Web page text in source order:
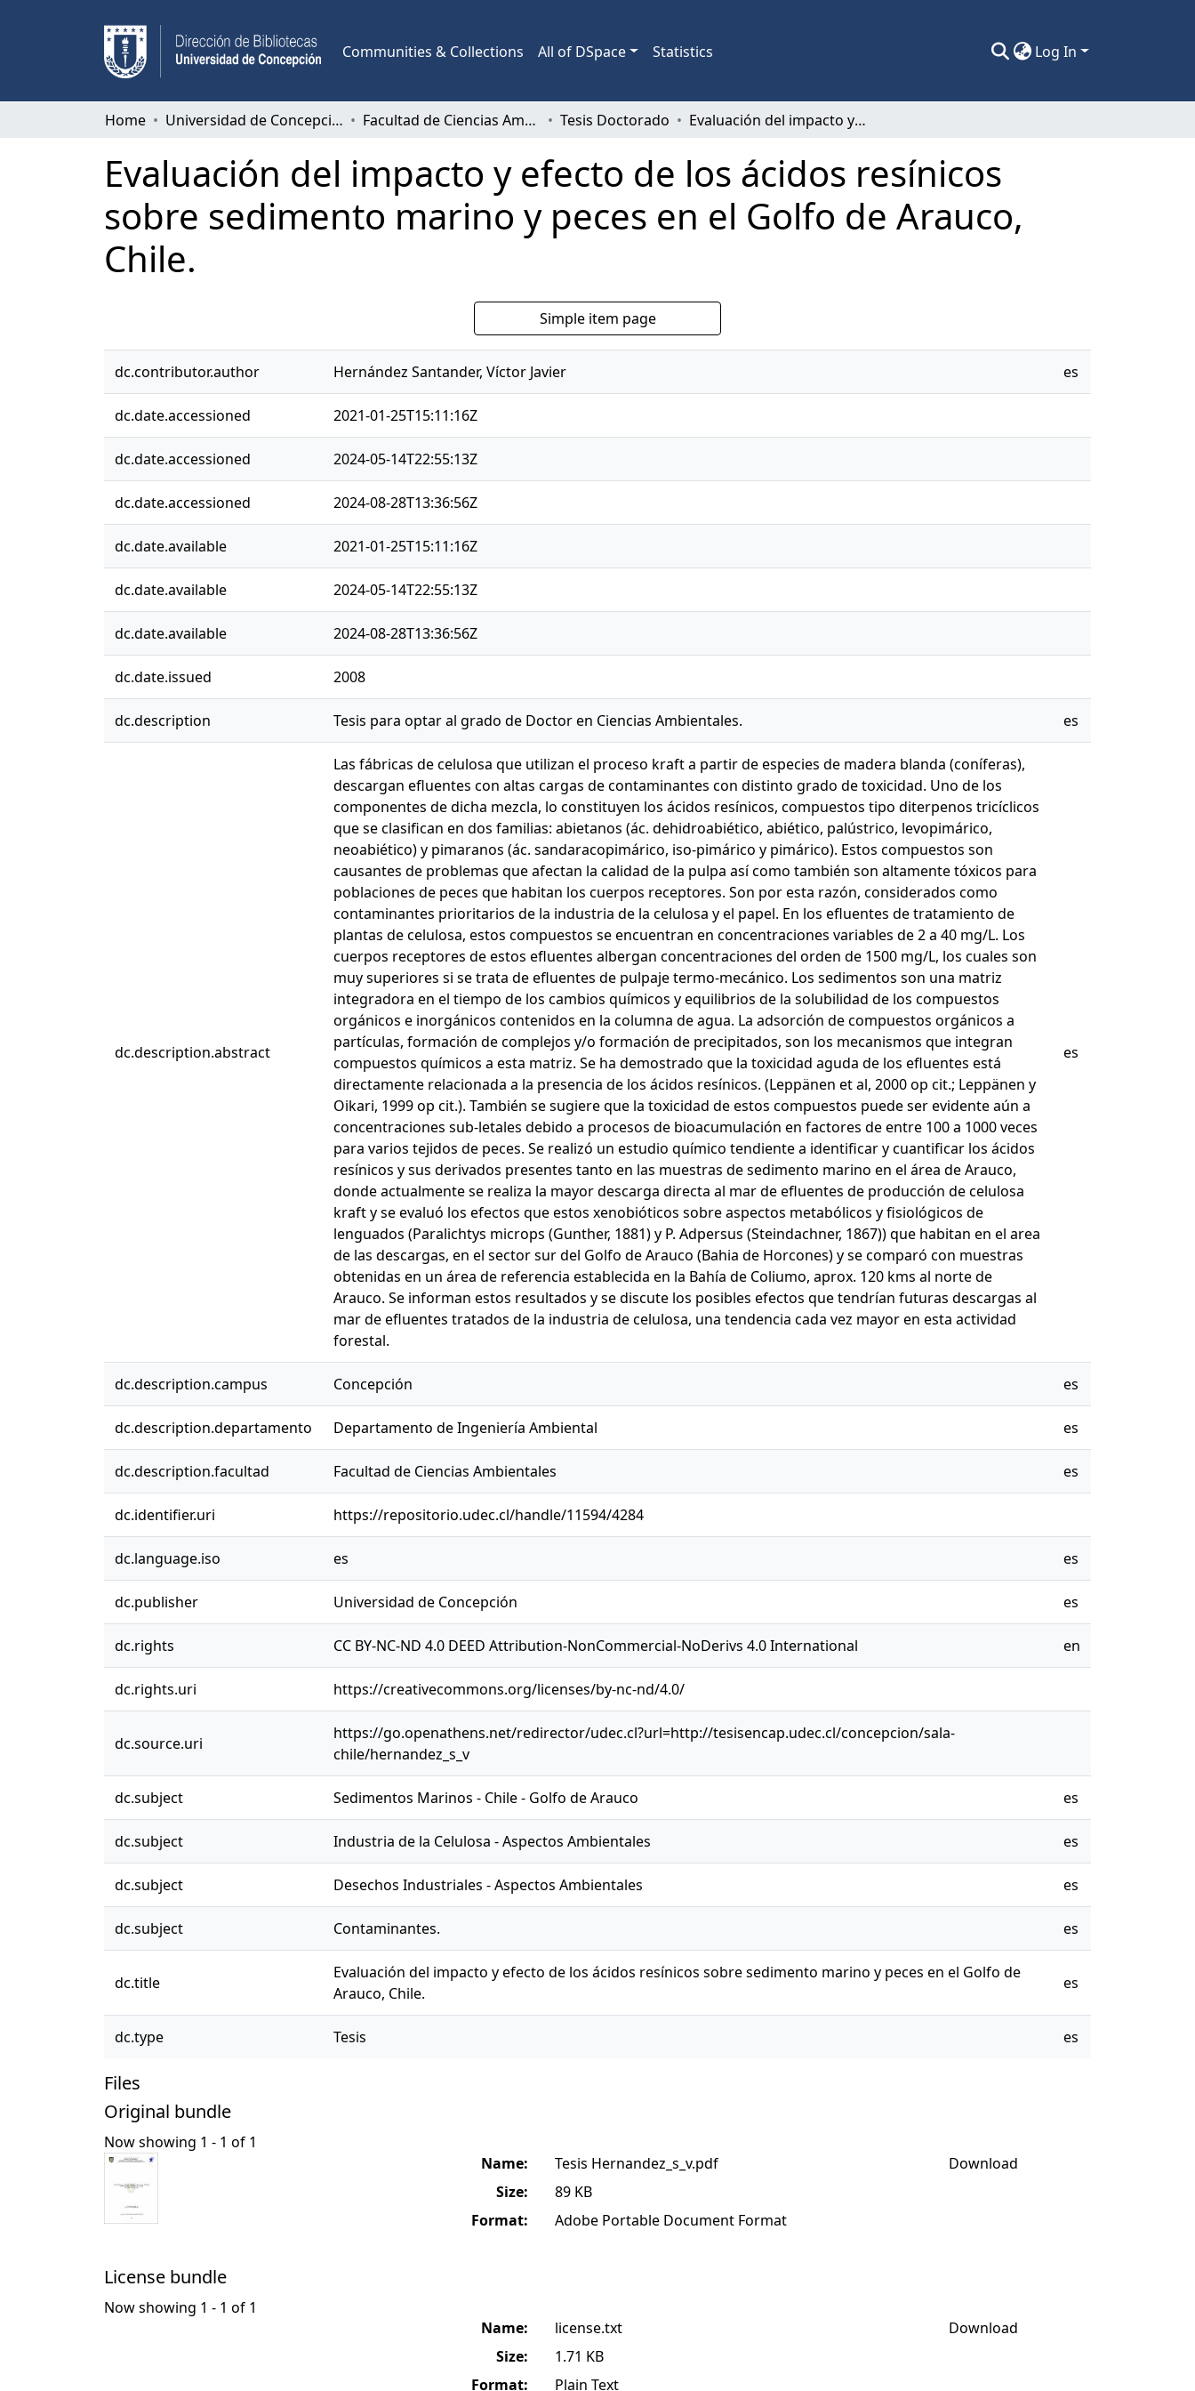
Communities & Collections All of DSpace Statistics Log In
Home Universidad de Concepción Facultad de Ciencias Ambientales Tesis Doctorado Evaluación del impacto y efecto de los ácidos resínicos sobre sedimento marino y peces en el Golfo de Arauco, Chile.
Evaluación del impacto y efecto de los ácidos resínicos
sobre sedimento marino y peces en el Golfo de Arauco,
Chile.
Simple item page
dc.contributor.author Hernández Santander, Víctor Javier es
dc.date.accessioned 2021-01-25T15:11:16Z
dc.date.accessioned 2024-05-14T22:55:13Z
dc.date.accessioned 2024-08-28T13:36:56Z
dc.date.available 2021-01-25T15:11:16Z
dc.date.available 2024-05-14T22:55:13Z
dc.date.available 2024-08-28T13:36:56Z
dc.date.issued 2008
dc.description Tesis para optar al grado de Doctor en Ciencias Ambientales. es
dc.description.abstract
Las fábricas de celulosa que utilizan el proceso kraft a partir de especies de madera blanda (coníferas),
descargan efluentes con altas cargas de contaminantes con distinto grado de toxicidad. Uno de los
componentes de dicha mezcla, lo constituyen los ácidos resínicos, compuestos tipo diterpenos tricíclicos
que se clasifican en dos familias: abietanos (ác. dehidroabiético, abiético, palústrico, levopimárico,
neoabiético) y pimaranos (ác. sandaracopimárico, iso-pimárico y pimárico). Estos compuestos son
causantes de problemas que afectan la calidad de la pulpa así como también son altamente tóxicos para
poblaciones de peces que habitan los cuerpos receptores. Son por esta razón, considerados como
contaminantes prioritarios de la industria de la celulosa y el papel. En los efluentes de tratamiento de
plantas de celulosa, estos compuestos se encuentran en concentraciones variables de 2 a 40 mg/L. Los
cuerpos receptores de estos efluentes albergan concentraciones del orden de 1500 mg/L, los cuales son
muy superiores si se trata de efluentes de pulpaje termo-mecánico. Los sedimentos son una matriz
integradora en el tiempo de los cambios químicos y equilibrios de la solubilidad de los compuestos
orgánicos e inorgánicos contenidos en la columna de agua. La adsorción de compuestos orgánicos a
partículas, formación de complejos y/o formación de precipitados, son los mecanismos que integran
compuestos químicos a esta matriz. Se ha demostrado que la toxicidad aguda de los efluentes está
directamente relacionada a la presencia de los ácidos resínicos. (Leppänen et al, 2000 op cit.; Leppänen y
Oikari, 1999 op cit.). También se sugiere que la toxicidad de estos compuestos puede ser evidente aún a
concentraciones sub-letales debido a procesos de bioacumulación en factores de entre 100 a 1000 veces
para varios tejidos de peces. Se realizó un estudio químico tendiente a identificar y cuantificar los ácidos
resínicos y sus derivados presentes tanto en las muestras de sedimento marino en el área de Arauco,
donde actualmente se realiza la mayor descarga directa al mar de efluentes de producción de celulosa
kraft y se evaluó los efectos que estos xenobióticos sobre aspectos metabólicos y fisiológicos de
lenguados (Paralichtys microps (Gunther, 1881) y P. Adpersus (Steindachner, 1867)) que habitan en el area
de las descargas, en el sector sur del Golfo de Arauco (Bahia de Horcones) y se comparó con muestras
obtenidas en un área de referencia establecida en la Bahía de Coliumo, aprox. 120 kms al norte de
Arauco. Se informan estos resultados y se discute los posibles efectos que tendrían futuras descargas al
mar de efluentes tratados de la industria de celulosa, una tendencia cada vez mayor en esta actividad
forestal.
es
dc.description.campus Concepción es
dc.description.departamento Departamento de Ingeniería Ambiental es
dc.description.facultad Facultad de Ciencias Ambientales es
dc.identifier.uri https://repositorio.udec.cl/handle/11594/4284
dc.language.iso es es
dc.publisher Universidad de Concepción es
dc.rights CC BY-NC-ND 4.0 DEED Attribution-NonCommercial-NoDerivs 4.0 International en
dc.rights.uri https://creativecommons.org/licenses/by-nc-nd/4.0/
dc.source.uri
https://go.openathens.net/redirector/udec.cl?url=http://tesisencap.udec.cl/concepcion/sala-
chile/hernandez_s_v
dc.subject Sedimentos Marinos - Chile - Golfo de Arauco es
dc.subject Industria de la Celulosa - Aspectos Ambientales es
dc.subject Desechos Industriales - Aspectos Ambientales es
dc.subject Contaminantes. es
dc.title
Evaluación del impacto y efecto de los ácidos resínicos sobre sedimento marino y peces en el Golfo de
Arauco, Chile.
es
dc.type Tesis es
Files
Original bundle
Now showing 1 - 1 of 1
Name:
Tesis Hernandez_s_v.pdf
Size:
89 KB
Format:
Adobe Portable Document Format
Download
License bundle
Now showing 1 - 1 of 1
Name:
license.txt
Size:
1.71 KB
Format:
Plain Text
Download